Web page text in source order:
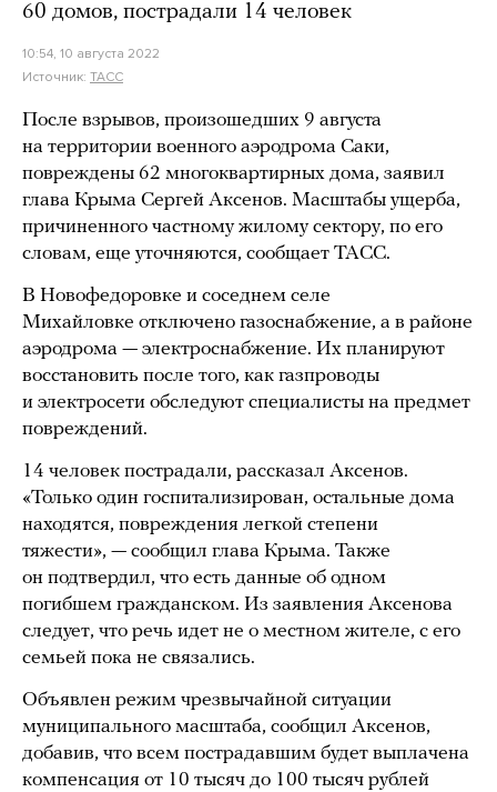
60 домов, пострадали 14 человек
10:54, 10 августа 2022
Источник: ТАСС
После взрывов, произошедших 9 августа
на территории военного аэродрома Саки,
повреждены 62 многоквартирных дома, заявил
глава Крыма Сергей Аксенов. Масштабы ущерба,
причиненного частному жилому сектору, по его
словам, еще уточняются, сообщает ТАСС.
В Новофедоровке и соседнем селе
Михайловке отключено газоснабжение, а в районе
аэродрома — электроснабжение. Их планируют
восстановить после того, как газпроводы
и электросети обследуют специалисты на предмет
повреждений.
14 человек пострадали, рассказал Аксенов.
«Только один госпитализирован, остальные дома
находятся, повреждения легкой степени
тяжести», — сообщил глава Крыма. Также
он подтвердил, что есть данные об одном
погибшем гражданском. Из заявления Аксенова
следует, что речь идет не о местном жителе, с его
семьей пока не связались.
Объявлен режим чрезвычайной ситуации
муниципального масштаба, сообщил Аксенов,
добавив, что всем пострадавшим будет выплачена
компенсация от 10 тысяч до 100 тысяч рублей